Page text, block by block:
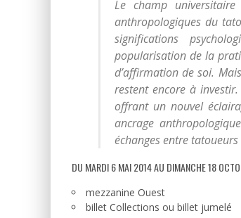
Le champ
anthropologiques du
significations
popularisation de la
d’affirmation de soi.
restent encore à
offrant un nouvel
ancrage
échanges entre
DU MARDI 6 MAI 2014 AU DIMANCHE 18
mezzanine Ouest
billet Collections ou billet jumelé